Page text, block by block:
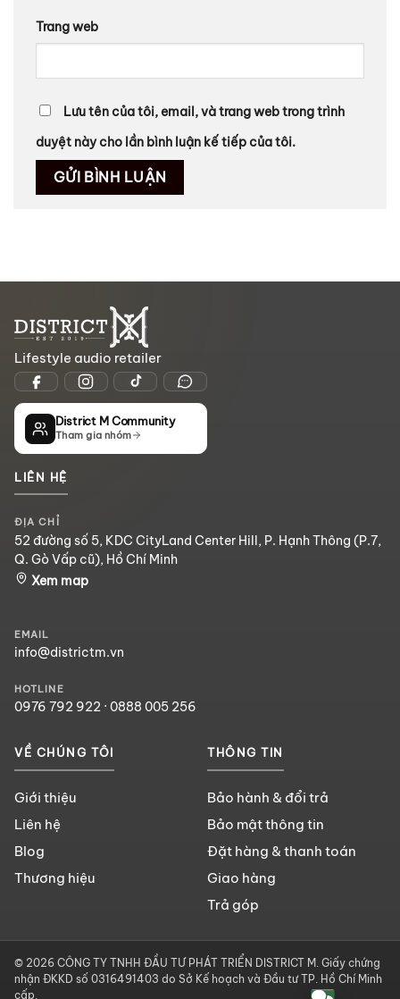
Trang web
Lưu tên của tôi, email, và trang web trong trình
duyệt này cho lần bình luận kế tiếp của tôi.
Lifestyle audio retailer
District M Community
Tham gia nhóm
LIÊN HỆ
ĐỊA CHỈ
52 đường số 5, KDC CityLand Center Hill, P. Hạnh Thông (P.7,
Q. Gò Vấp cũ), Hồ Chí Minh
Xem map
EMAIL
info@districtm.vn
HOTLINE
0976 792 922 · 0888 005 256
VỀ CHÚNG TÔI
Giới thiệu
Liên hệ
Blog
Thương hiệu
THÔNG TIN
Bảo hành & đổi trả
Bảo mật thông tin
Đặt hàng & thanh toán
Giao hàng
Trả góp
© 2026 CÔNG TY TNHH ĐẦU TƯ PHÁT TRIỂN DISTRICT M. Giấy chứng
nhận ĐKKD số 0316491403 do Sở Kế hoạch và Đầu tư TP. Hồ Chí Minh
cấp.